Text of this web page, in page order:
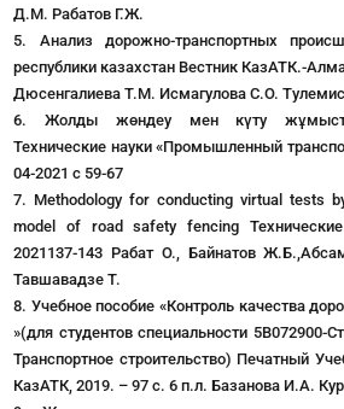
Д.М. Рабатов Г.Ж.
5. Анализ дорожно-транспортных
республики казахстан Вестник КазАТК.-
Дюсенгалиева Т.М. Исмагулова С.О.
6. Жолды жөндеу мен күту
Технические науки «Промышленный
04-2021 с 59-67
7. Methodology for conducting virtual tests
model of road safety fencing
2021137-143 Рабат О., Байнатов
Тавшавадзе Т.
8. Учебное пособие «Контроль качества
»(для студентов специальности 5В072900-
Транспортное строительство) Печатный
КазАТК, 2019. – 97 с. 6 п.л. Базанова И.А.